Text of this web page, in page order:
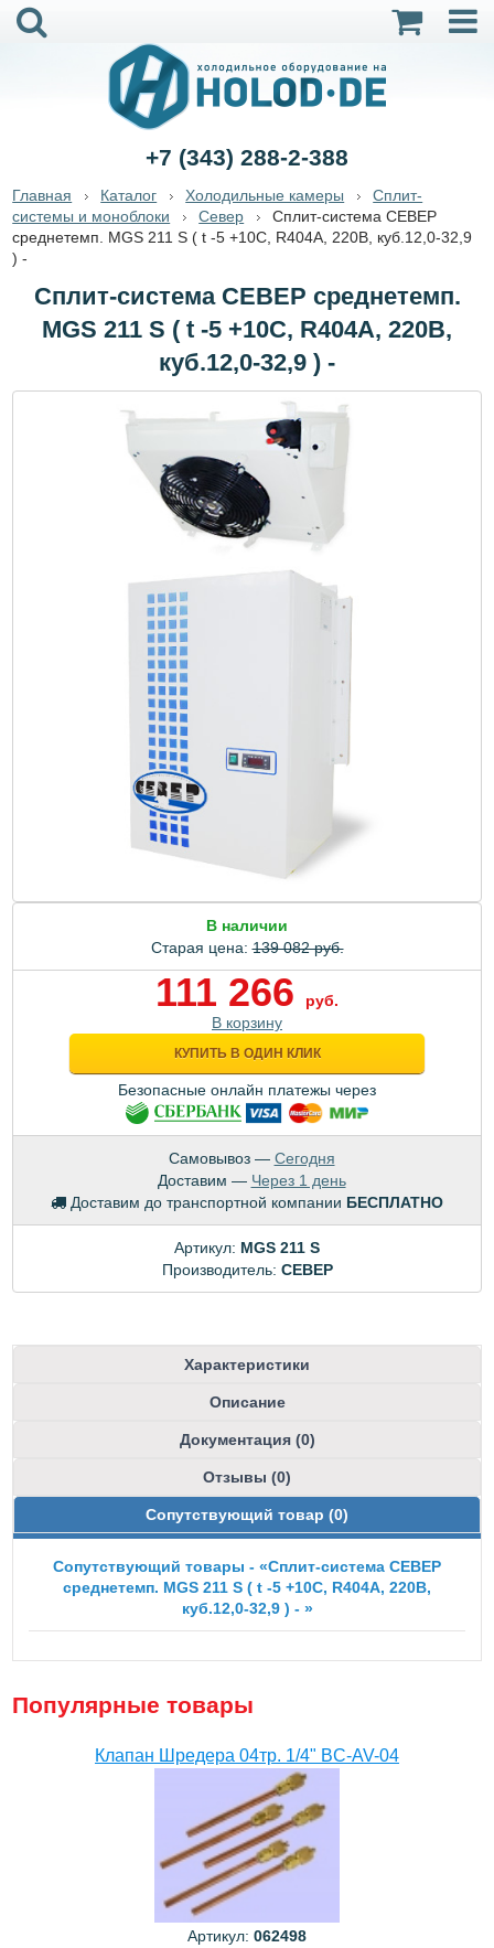
+7 (343) 288-2-388
Главная Каталог Холодильные камеры
Сплит-
системы и моноблоки
Север
Сплит-система СЕВЕР
среднетемп. MGS 211 S ( t -5 +10С, R404А, 220B, куб.12,0-32,9
) -
Сплит-система СЕВЕР среднетемп.
MGS 211 S ( t -5 +10С, R404А, 220B,
куб.12,0-32,9 ) -
В наличии
Старая цена:139 082 руб.
111 266
руб.
В корзину
КУПИТЬ В ОДИН КЛИК
Безопасные онлайн платежы через
Самовывоз — Сегодня
Доставим — Через 1 день
Доставим до транспортной компании БЕСПЛАТНО
Артикул: MGS 211 S
Производитель: CEBEP
Характеристики
Описание
Документация (0)
Отзывы (0)
Сопутствующий товар (0)
Сопутствующий товары - «Сплит-система СЕВЕР
среднетемп. MGS 211 S ( t -5 +10С, R404А, 220B,
куб.12,0-32,9 ) - »
Популярные товары
Клапан Шредера 04тр. 1/4" BC-AV-04
Артикул: 062498